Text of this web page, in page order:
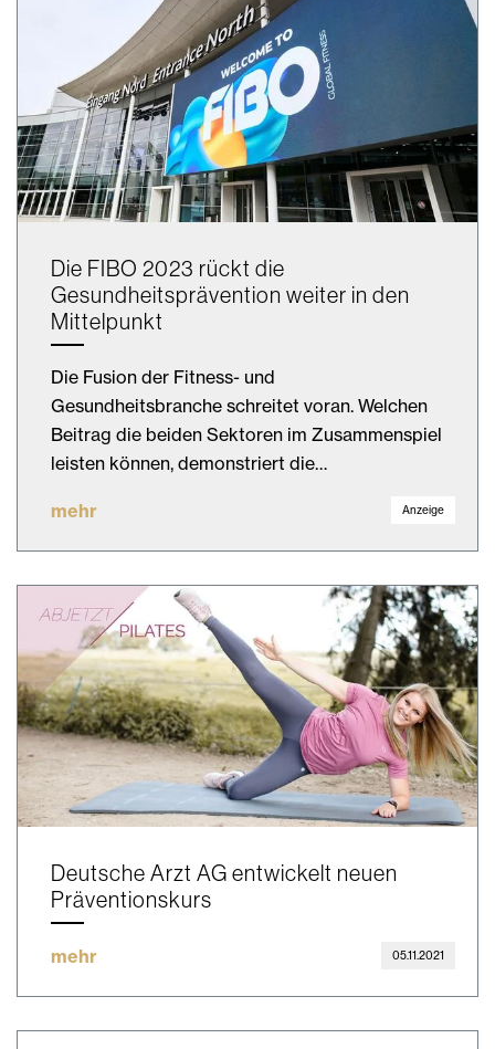
Die FIBO 2023 rückt die
Gesundheitsprävention weiter in den
Mittelpunkt
Die Fusion der Fitness- und
Gesundheitsbranche schreitet voran. Welchen
Beitrag die beiden Sektoren im Zusammenspiel
leisten können, demonstriert die…
mehr Anzeige
Deutsche Arzt AG entwickelt neuen
Präventionskurs
mehr 05.11.2021